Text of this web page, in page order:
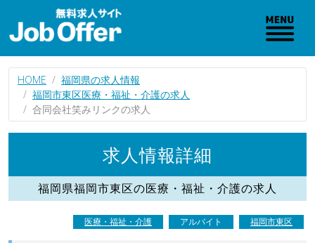
HOME
福岡県の求人情報
福岡市東区医療・福祉・介護の求人
合同会社笑みリンクの求人
求人情報詳細
福岡県福岡市東区の医療・福祉・介護の求人
医療・福祉・介護 アルバイト 福岡市東区